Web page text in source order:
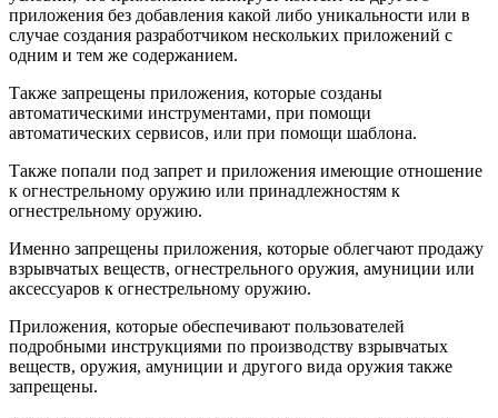
приложения без добавления какой либо уникальности или в
случае создания разработчиком нескольких приложений с
одним и тем же содержанием.
Также запрещены приложения, которые созданы
автоматическими инструментами, при помощи
автоматических сервисов, или при помощи шаблона.
Также попали под запрет и приложения имеющие отношение
к огнестрельному оружию или принадлежностям к
огнестрельному оружию.
Именно запрещены приложения, которые облегчают продажу
взрывчатых веществ, огнестрельного оружия, амуниции или
аксессуаров к огнестрельному оружию.
Приложения, которые обеспечивают пользователей
подробными инструкциями по производству взрывчатых
веществ, оружия, амуниции и другого вида оружия также
запрещены.